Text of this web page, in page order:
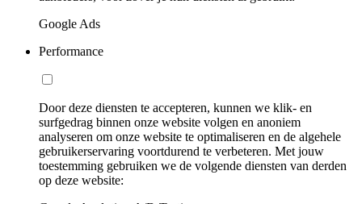
Google Ads
Performance
Door deze diensten te accepteren, kunnen we klik- en
surfgedrag binnen onze website volgen en anoniem
analyseren om onze website te optimaliseren en de algehele
gebruikerservaring voortdurend te verbeteren. Met jouw
toestemming gebruiken we de volgende diensten van derden
op deze website: